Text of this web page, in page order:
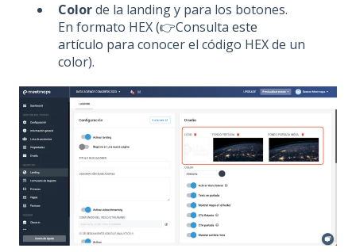
Colorde la landing y para los botones.
En formato HEX (👉Consulta este
artículo para conocer el código HEX de un
color).